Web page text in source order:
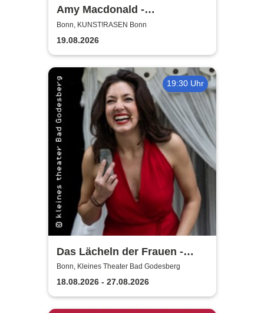
Amy Macdonald -
Sommershows 2026
Bonn, KUNST!RASEN Bonn
19.08.2026
19:30 Uhr
Das Lächeln der Frauen -
kleines theater Bad
Godesberg
Bonn, Kleines Theater Bad Godesberg
18.08.2026 - 27.08.2026